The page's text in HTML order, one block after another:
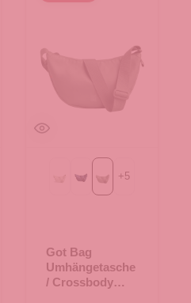
deep oceanBeach Foam
MONOCHROME deep
bass
+5
Got Bag
Umhängetasche
/ Crossbody